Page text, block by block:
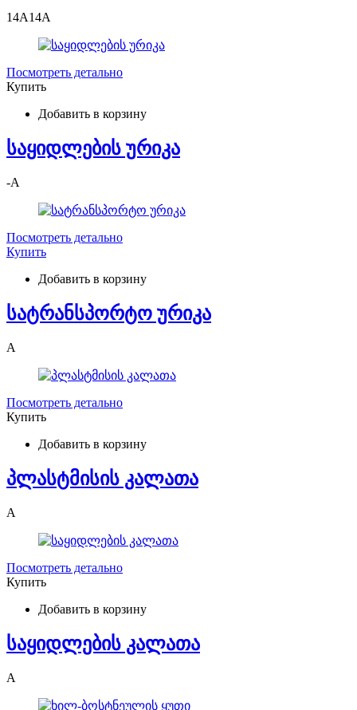
14A14A
Посмотреть детально
Купить
Добавить в корзину
საყიდლების ურიკა
-A
Посмотреть детально
Купить
Добавить в корзину
სატრანსპორტო ურიკა
A
Посмотреть детально
Купить
Добавить в корзину
პლასტმისის კალათა
A
Посмотреть детально
Купить
Добавить в корзину
საყიდლების კალათა
A